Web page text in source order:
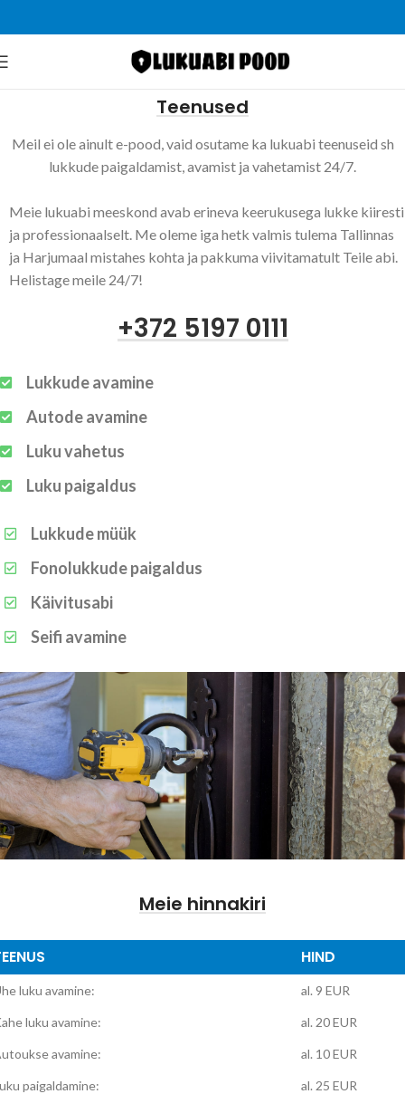
Teenused
Meil ei ole ainult e-pood, vaid osutame ka lukuabi teenuseid sh
lukkude paigaldamist, avamist ja vahetamist 24/7.
Meie lukuabi meeskond avab erineva keerukusega lukke kiiresti
ja professionaalselt. Me oleme iga hetk valmis tulema Tallinnas
ja Harjumaal mistahes kohta ja pakkuma viivitamatult Teile abi.
Helistage meile 24/7!
+372 5197 0111
Lukkude avamine
Autode avamine
Luku vahetus
Luku paigaldus
Lukkude müük
Fonolukkude paigaldus
Käivitusabi
Seifi avamine
Meie hinnakiri
HIND
luku avamine: al. 9 EUR
luku avamine: al. 20 EUR
avamine: al. 10 EUR
paigaldamine: al. 25 EUR